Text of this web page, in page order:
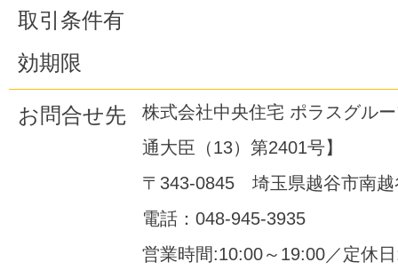
取引条件有
効期限
お問合せ先
株式会社中央住宅 ポラスグル
通大臣（13）第2401号】
〒343-0845 埼玉県越谷市南越
電話：048-945-3935
営業時間:10:00～19:00／定休